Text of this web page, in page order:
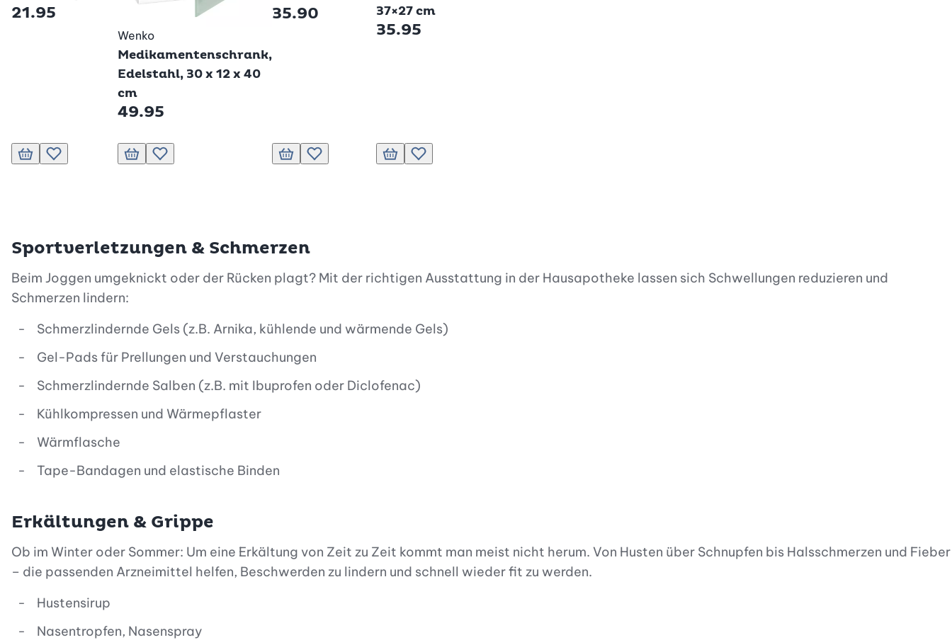
21.95
In den Warenkorb
Zur Wunschliste hinzufügen
Wenko
Medikamentenschrank,
Edelstahl, 30 x 12 x 40
cm
49.95
In den Warenkorb
Zur Wunschliste hinzufügen
35.90
In den Warenkorb
Zur Wunschliste hinzufügen
37×27 cm
35.95
In den Warenkorb
Zur Wunschliste hinzufügen
Sportverletzungen & Schmerzen
Beim Joggen umgeknickt oder der Rücken plagt? Mit der richtigen Ausstattung in der Hausapotheke lassen sich Schwellungen reduzieren und
Schmerzen lindern:
Schmerzlindernde Gels (z.B. Arnika, kühlende und wärmende Gels)
Gel-Pads für Prellungen und Verstauchungen
Schmerzlindernde Salben (z.B. mit Ibuprofen oder Diclofenac)
Kühlkompressen und Wärmepflaster
Wärmflasche
Tape-Bandagen und elastische Binden
Erkältungen & Grippe
Ob im Winter oder Sommer: Um eine Erkältung von Zeit zu Zeit kommt man meist nicht herum. Von Husten über Schnupfen bis Halsschmerzen und Fieber
– die passenden Arzneimittel helfen, Beschwerden zu lindern und schnell wieder fit zu werden.
Hustensirup
Nasentropfen, Nasenspray